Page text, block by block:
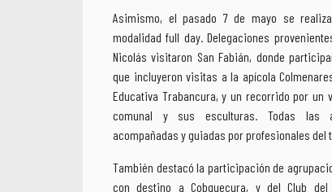
Asimismo, el pasado 7 de mayo se
modalidad full day. Delegaciones
Nicolás visitaron San Fabián, donde
que incluyeron visitas a la apícola
Educativa Trabancura, y un recorrido por un
comunal y sus esculturas. Todas las
acompañadas y guiadas por profesionales del
También destacó la participación de
con destino a Cobquecura, y del Club del